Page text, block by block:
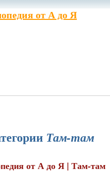
от А до Я
Там-там
от А до Я | Там-там